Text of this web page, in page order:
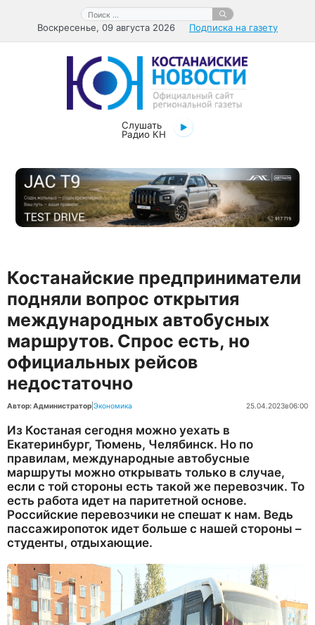
содержимому
Поиск:
Воскресенье, 09 августа 2026 Подписка на газету
Слушать
Радио КН
Костанайские предприниматели
подняли вопрос открытия
международных автобусных
маршрутов. Спрос есть, но
официальных рейсов
недостаточно
Автор: Администратор Экономика 25.04.2023в06:00
Из Костаная сегодня можно уехать в
Екатеринбург, Тюмень, Челябинск. Но по
правилам, международные автобусные
маршруты можно открывать только в случае,
если с той стороны есть такой же перевозчик. То
есть работа идет на паритетной основе.
Российские перевозчики не спешат к нам. Ведь
пассажиропоток идет больше с нашей стороны –
студенты, отдыхающие.